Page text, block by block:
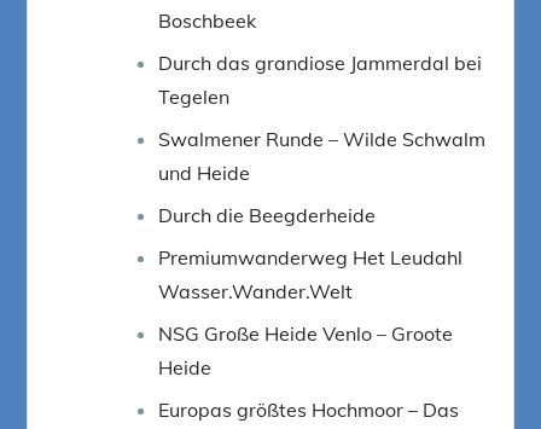
Boschbeek
Durch das grandiose Jammerdal bei
Tegelen
Swalmener Runde – Wilde Schwalm
und Heide
Durch die Beegderheide
Premiumwanderweg Het Leudahl
Wasser.Wander.Welt
NSG Große Heide Venlo – Groote
Heide
Europas größtes Hochmoor – Das